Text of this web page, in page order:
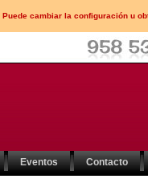
cambiar la configuración u
Eventos Contacto